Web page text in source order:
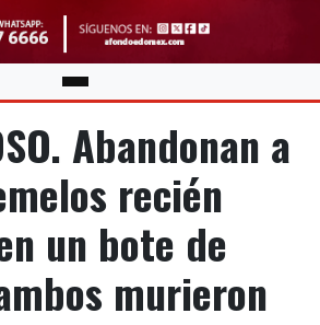
Abandonan a
recién
un bote de
murieron